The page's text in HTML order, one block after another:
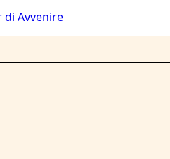
di Avvenire